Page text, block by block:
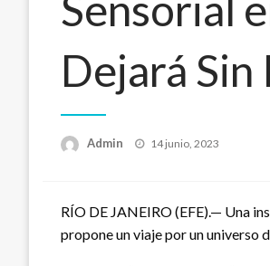
Dejará Sin
Admin
Publicado
14 junio, 2023
RÍO DE JANEIRO (EFE).— Una
propone un viaje por un universo